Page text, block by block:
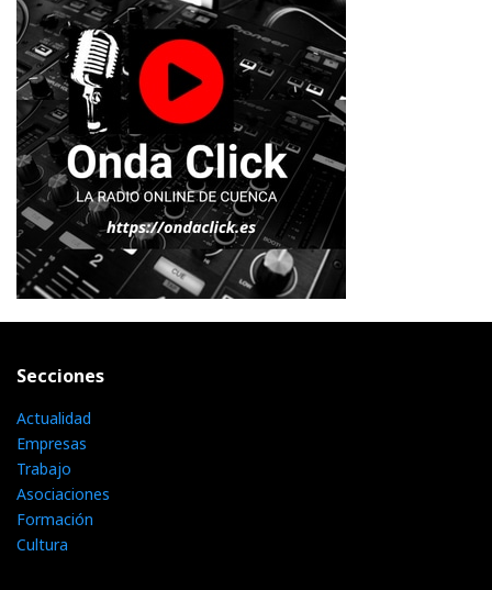
Secciones
Actualidad
Empresas
Trabajo
Asociaciones
Formación
Cultura